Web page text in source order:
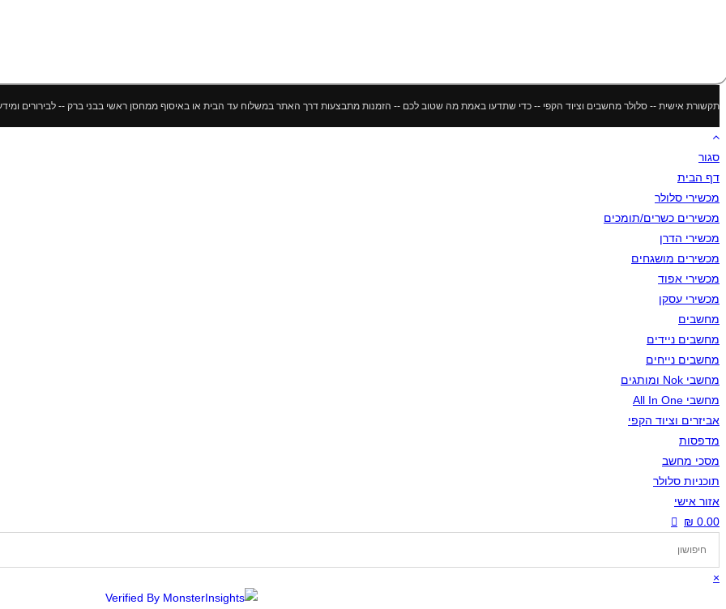
תקשורת אישית -- סלולר מחשבים וציוד הקפי -- כדי שתדעו באמת מה שטוב לכם -- הזמנות מתבצעות דרך האתר במשלוח עד הבית או באיסוף ממחסן ראשי בבני ברק -- לבירורים ומידע נוסף 052-500-10-
סגור
דף הבית
מכשירי סלולר
מכשירים כשרים/תומכים
מכשירי הדרן
מכשירים מושגחים
מכשירי אפוד
מכשירי עסקן
מחשבים
מחשבים ניידים
מחשבים נייחים
מחשבי Nok ומותגים
מחשבי All In One
אביזרים וציוד הקפי
מדפסות
מסכי מחשב
תוכניות סלולר
אזור אישי
₪ 0.00
Search
×